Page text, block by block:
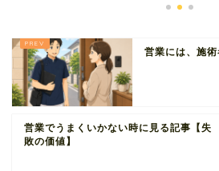
営業には、施
営業でうまくいかない時に見る記事【失
敗の価値】